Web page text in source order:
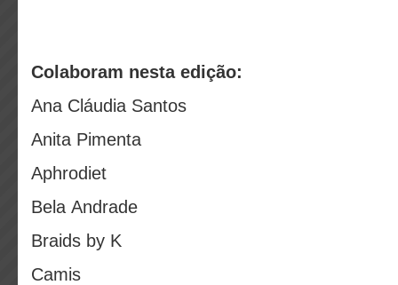
Colaboram nesta edição:
Ana Cláudia Santos
Anita Pimenta
Aphrodiet
Bela Andrade
Braids by K
Camis